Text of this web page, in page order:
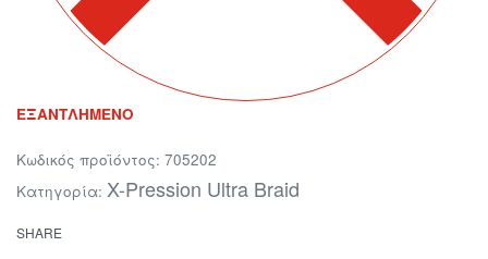
ΕΞΑΝΤΛΗΜΈΝΟ
705202
Κατηγορία: X-Pression Ultra Braid
SHARE